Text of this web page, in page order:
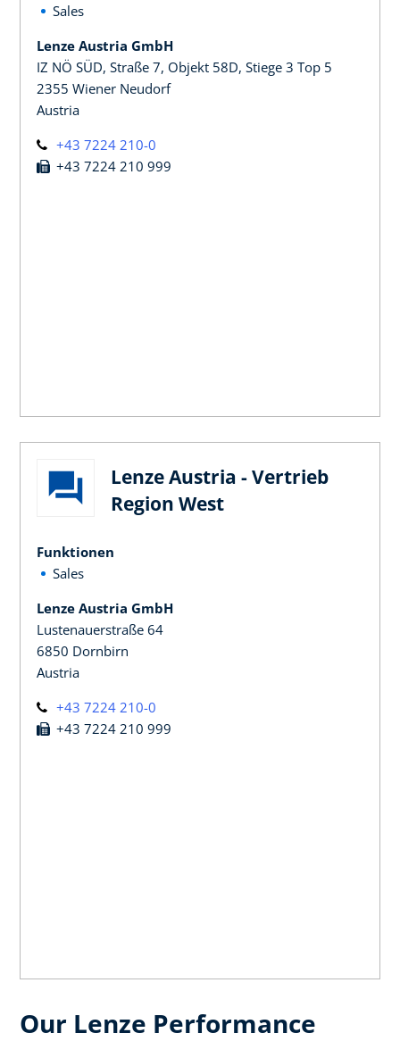
Sales
Lenze Austria GmbH
IZ NÖ SÜD, Straße 7, Objekt 58D, Stiege 3 Top 5
2355 Wiener Neudorf
Austria
+43 7224 210-0
+43 7224 210 999
Lenze Austria - Vertrieb
Region West
Funktionen
Sales
Lenze Austria GmbH
Lustenauerstraße 64
6850 Dornbirn
Austria
+43 7224 210-0
+43 7224 210 999
Our Lenze Performance